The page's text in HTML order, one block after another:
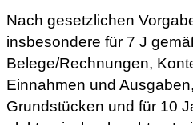
Nach gesetzlichen
insbesondere für 7 J
Belege/Rechnungen,
Einnahmen und
Grundstücken und für 10